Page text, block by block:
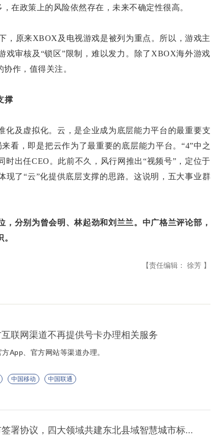
在政策上的风险依然存在，未来不确定性很高。
原来XBOX及电视游戏是被列为重点。所以，游戏主
审核及“锁区”限制，难以发力。除了XBOX海外游戏
作，值得关注。
撑
及虚拟化。云，是企业成为底层能力平台的最重要支
看，即是把云作为了最重要的底层能力平台。“4”中之
出任CEO。此前不久，风行网推出“视频号”，定位于
现了“云”化提供底层支撑的思路。这说明，五大事业群
，分别为曾会明、林起劲和刘兰兰。中广格兰评论部，
【责任编辑： 徐芳 】
联网渠道不再提供号卡办理相关服务
App、官方网站等渠道办理。
中国移动 中国联通
署协议，四大领域共建东北县域智慧城市标...